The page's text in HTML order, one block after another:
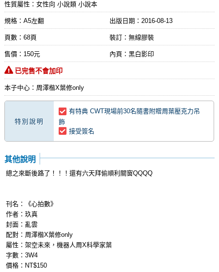
性質屬性：女性向 小說類 小說本
規格：A5左翻 出版日期： 2016-08-13
頁數：68頁 裝訂：無線膠裝
售價：150元 內頁：黑白影印
已完售不會加印
本子中心：周澤楷X葉修only
特別說明
有特典 CWT現場前30名隨書附贈周葉壓克力吊
飾
接受簽名
其他說明
總之來斷後路了！！！還有六天拜偷順利關窗QQQQ
刊名：《心拍數》
作者：玖真
封面：亂雲
配對：周澤楷X葉修only
屬性：架空未來，機器人周X科學家葉
字數：3W4
價格：NT$150